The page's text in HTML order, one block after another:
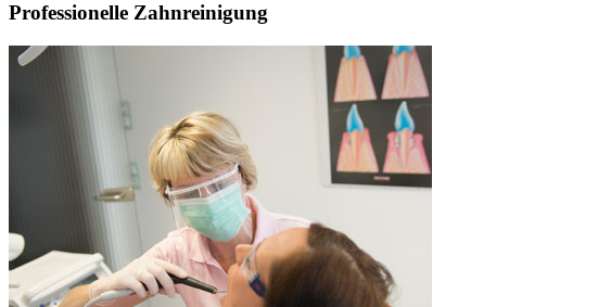
Professionelle Zahnreinigung